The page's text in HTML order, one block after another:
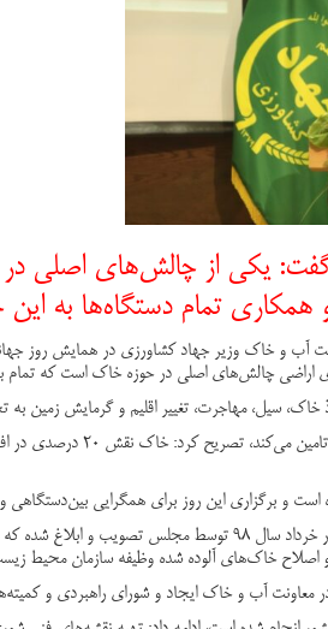
یکی از چالش‌های اصلی در
همکاری تمام دستگاه‌ها به
آب و خاک وزیر جهاد کشاورزی در همایش روز
اراضی چالش‌های اصلی در حوزه خاک است که
سیل، مهاجرت، تغییر اقلیم و گرمایش زمین
عباسی با بیان این که
است و برگزاری این روز برای همگرایی
سرپرست آب و خاک وزارت جهاد کشاورزی گفت: قانون
اصلاح خاک‌های آلوده شده وظیفه سازمان محیط
آب و خاک ایجاد و شورای راهبردی و